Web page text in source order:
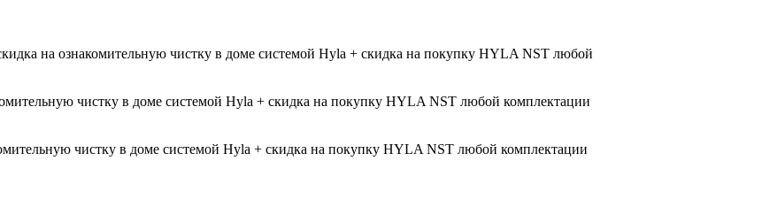
на ознакомительную чистку в доме системой Hyla + скидка на покупку HYLA NST любой
чистку в доме системой Hyla + скидка на покупку HYLA NST любой комплектации
чистку в доме системой Hyla + скидка на покупку HYLA NST любой комплектации